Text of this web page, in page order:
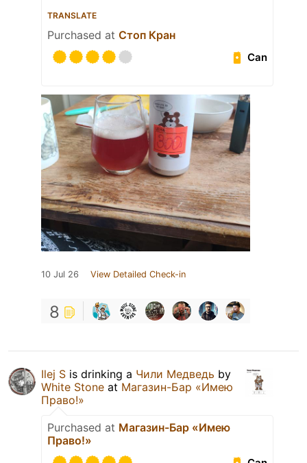
TRANSLATE
Purchased at Стоп Кран
Can
10 Jul 26 View Detailed Check-in
8
Ilej S is drinking a Чили Медведь by
White Stone at Магазин-Бар «Имею
Право!»
Purchased at Магазин-Бар «Имею
Право!»